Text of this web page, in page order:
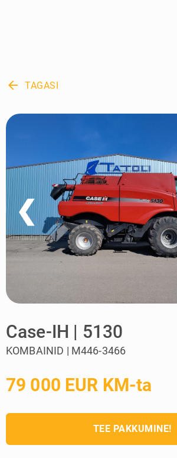
arrow_back TAGASI
❮
Case-IH | 5130
KOMBAINID | M446-3466
79 000 EUR KM-ta
TEE PAKKUMINE!